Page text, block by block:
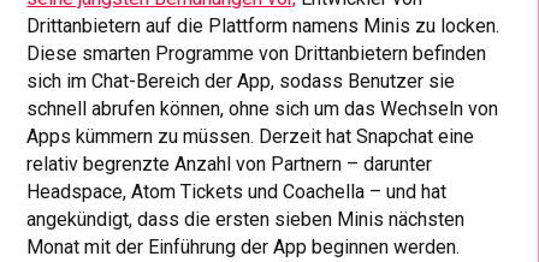
Drittanbietern auf die Plattform namens Minis zu locken.
Diese smarten Programme von Drittanbietern befinden
sich im Chat-Bereich der App, sodass Benutzer sie
schnell abrufen können, ohne sich um das Wechseln von
Apps kümmern zu müssen. Derzeit hat Snapchat eine
relativ begrenzte Anzahl von Partnern – darunter
Headspace, Atom Tickets und Coachella – und hat
angekündigt, dass die ersten sieben Minis nächsten
Monat mit der Einführung der App beginnen werden.